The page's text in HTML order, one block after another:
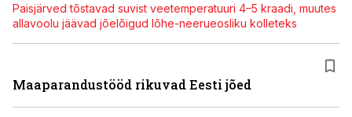
Paisjärved tõstavad suvist veetemperatuuri 4–5 kraadi, muutes
allavoolu jäävad jõelõigud lõhe-neerueosliku kolleteks
Maaparandustööd rikuvad Eesti jõed